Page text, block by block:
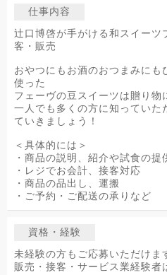
仕事内容
辻口博啓が手がける和スイー
客・販売
おやつにもお酒のおつまみにも
使った
フェーヴの豆スイーツは贈り物
一人でも多くの方に知っていた
ていきましょう！
＜具体的には＞
・商品の説明、紹介や試食の提
・レジでお会計、接客対応
・商品の品出し、運搬
・ご予約・ご配送の承りなど
資格・経験
未経験の方もご応募いただけま
販売・接客・サービス業経験者